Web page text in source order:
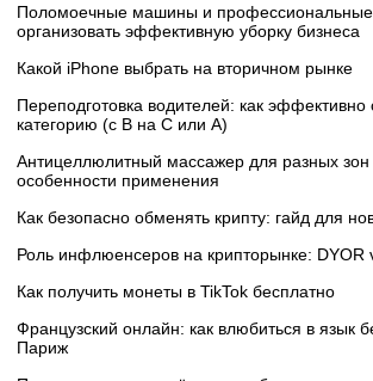
Поломоечные машины и профессиональные
организовать эффективную уборку бизнеса
Какой iPhone выбрать на вторичном рынке
Переподготовка водителей: как эффективно
категорию (с B на C или А)
Антицеллюлитный массажер для разных зон
особенности применения
Как безопасно обменять крипту: гайд для
Роль инфлюенсеров на крипторынке: DYOR
Как получить монеты в TikTok бесплатно
Французский онлайн: как влюбиться в язык
Париж